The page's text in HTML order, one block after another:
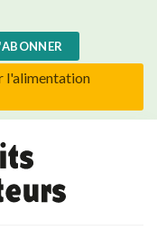
l'alimentation